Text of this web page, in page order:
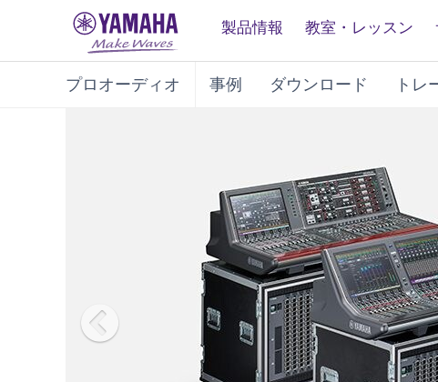
製品情報 教室・レッスン
プロオーディオ 事例 ダウンロード トレ